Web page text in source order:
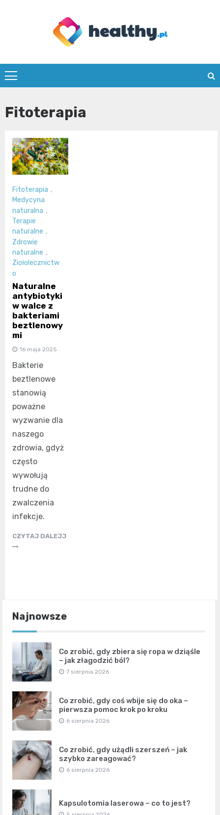
healthy.pl
Fitoterapia
Fitoterapia ,
Medycyna
naturalna ,
Terapie
naturalne ,
Zdrowie
naturalne ,
Ziołolecznictw
o
Naturalne
antybiotyki
w walce z
bakteriami
beztlenowy
mi
16 maja 2025
Bakterie
beztlenowe
stanowią
poważne
wyzwanie dla
naszego
zdrowia, gdyż
często
wywołują
trudne do
zwalczenia
infekcje.
CZYTAJ DALEJJ
Najnowsze
Co zrobić, gdy zbiera się ropa w dziąśle
– jak złagodzić ból?
7 sierpnia 2026
Co zrobić, gdy coś wbije się do oka –
pierwsza pomoc krok po kroku
6 sierpnia 2026
Co zrobić, gdy użądli szerszeń – jak
szybko zareagować?
6 sierpnia 2026
Kapsulotomia laserowa – co to jest?